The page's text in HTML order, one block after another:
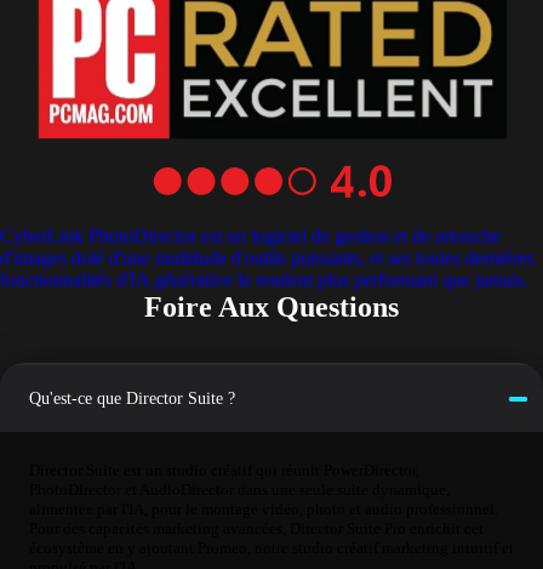
CyberLink PhotoDirector est un logiciel de gestion et de retouche
d'images doté d'une multitude d'outils puissants, et ses toutes dernières
fonctionnalités d'IA générative le rendent plus performant que jamais.
Foire Aux Questions
Qu'est-ce que Director Suite ?